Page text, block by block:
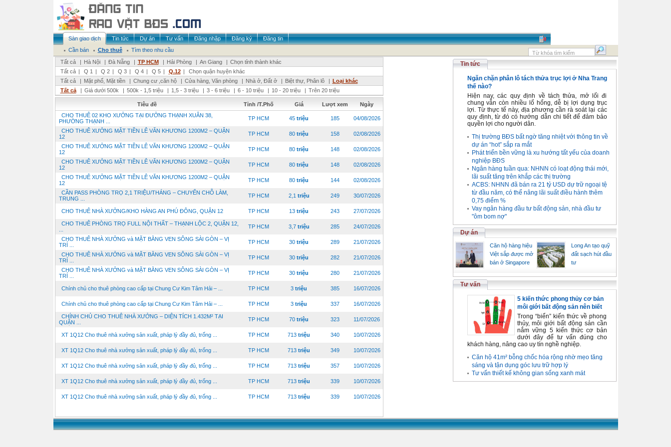
Sàn giao dịch Tin tức Dự án Tư vấn Đăng nhập Đăng ký
Đăng tin
Cần bán
Cho thuê
Tìm theo nhu cầu
Tất cả
| Hà Nội | Đà Nẵng | TP HCM | Hải Phòng | An Giang | Chọn tỉnh thành khác
Tất cả | Q 1 | Q 2 | Q 3 | Q 4 | Q 5 | Q.12 |
Chọn quận huyện khác
Tất cả
| Mặt phố, Mặt tiền | Chung cư ,căn hộ | Cửa hàng, Văn phòng | Nhà ở, Đất ở | Biệt thự, Phân lô | Loại khác
Tất cả
| Giá dưới 500k | 500k - 1,5 triệu | 1,5 - 3 triệu | 3 - 6 triệu | 6 - 10 triệu | 10 - 20 triệu | Trên 20 triệu
Tiêu đề Tỉnh /T.Phố Giá Lượt xem
Ngày
CHO THUÊ 02 KHO XƯỞNG TẠI ĐƯỞNG THẠNH XUÂN 38,
PHƯỜNG THẠNH ...
TP HCM 45 triệu 185 04/08/2026
CHO THUÊ XƯỞNG MẶT TIỀN LÊ VĂN KHƯƠNG 1200M2 – QUẬN
12
TP HCM 80 triệu 158 02/08/2026
CHO THUÊ XƯỞNG MẶT TIỀN LÊ VĂN KHƯƠNG 1200M2 – QUẬN
12
TP HCM 80 triệu 148 02/08/2026
CHO THUÊ XƯỞNG MẶT TIỀN LÊ VĂN KHƯƠNG 1200M2 – QUẬN
12
TP HCM 80 triệu 148 02/08/2026
CHO THUÊ XƯỞNG MẶT TIỀN LÊ VĂN KHƯƠNG 1200M2 – QUẬN
12
TP HCM 80 triệu 144 02/08/2026
CẦN PASS PHÒNG TRỌ 2,1 TRIỆU/THÁNG – CHUYỂN CHỖ LÀM,
TRUNG ...
TP HCM 2,1 triệu 249 30/07/2026
CHO THUÊ NHÀ XƯỞNG/KHO HÀNG AN PHÚ ĐÔNG, QUẬN 12 TP HCM 13 triệu 243 27/07/2026
CHO THUÊ PHÒNG TRỌ FULL NỘI THẤT – THẠNH LỘC 2, QUẬN 12,
TP HCM 3,7 triệu 285 24/07/2026
CHO THUÊ NHÀ XƯỞNG và MẶT BẰNG VEN SÔNG SÀI GÒN – VỊ
TRÍ ...
TP HCM 30 triệu 289 21/07/2026
CHO THUÊ NHÀ XƯỞNG và MẶT BẰNG VEN SÔNG SÀI GÒN – VỊ
TRÍ ...
TP HCM 30 triệu 282 21/07/2026
CHO THUÊ NHÀ XƯỞNG và MẶT BẰNG VEN SÔNG SÀI GÒN – VỊ
TRÍ ...
TP HCM 30 triệu 280 21/07/2026
Chính chủ cho thuê phòng cao cấp tại Chung Cư Kim Tâm Hải – ... TP HCM 3 triệu 385 16/07/2026
Chính chủ cho thuê phòng cao cấp tại Chung Cư Kim Tâm Hải – ... TP HCM 3 triệu 337 16/07/2026
CHÍNH CHỦ CHO THUÊ NHÀ XƯỞNG – DIỆN TÍCH 1.432M² TẠI
QUẬN ...
TP HCM 70 triệu 323 11/07/2026
XT 1Q12 Cho thuê nhà xưởng sản xuất, pháp lý đầy đủ, trống ... TP HCM 713 triệu 340 10/07/2026
XT 1Q12 Cho thuê nhà xưởng sản xuất, pháp lý đầy đủ, trống ... TP HCM 713 triệu 349 10/07/2026
XT 1Q12 Cho thuê nhà xưởng sản xuất, pháp lý đầy đủ, trống ... TP HCM 713 triệu 357 10/07/2026
XT 1Q12 Cho thuê nhà xưởng sản xuất, pháp lý đầy đủ, trống ... TP HCM 713 triệu 339 10/07/2026
XT 1Q12 Cho thuê nhà xưởng sản xuất, pháp lý đầy đủ, trống ... TP HCM 713 triệu 339 10/07/2026
Tin tức
Ngăn chặn phân lô tách thửa trục lợi ở Nha Trang
thế nào?
Hiện nay, các quy định về tách thửa, mở lối đi
chung vẫn còn nhiều lổ hổng, dễ bị lợi dụng trục
lợi. Từ thực tế này, địa phương cần rà soát lại các
quy định, từ đó có hướng dẫn chi tiết để đảm bảo
quyền lợi cho người dân.
Thị trường BĐS bất ngờ tăng nhiệt với thông tin về
dự án “hot” sắp ra mắt
Phát triển bền vững là xu hướng tất yếu của doanh
nghiệp BĐS
Ngân hàng tuần qua: NHNN có loạt động thái mới,
lãi suất tăng trên khắp các thị trường
ACBS: NHNN đã bán ra 21 tỷ USD dự trữ ngoại tệ
từ đầu năm, có thể nâng lãi suất điều hành thêm
0,75 điểm %
Vay ngân hàng đầu tư bất động sản, nhà đầu tư
"ôm bom nợ"
Dự án
Căn hộ hàng hiệu
Việt sắp được mở
bán ở Singapore
Long An tạo quỹ
đất sạch hút đầu
tư
Tư vấn
5 kiến thức phong thủy cơ bản
môi giới bất động sản nên biết
Trong “biển” kiến thức về phong
thủy, môi giới bất động sản cần
nắm vững 5 kiến thức cơ bản
dưới đây để tư vấn đúng cho
khách hàng, nâng cao uy tín nghề nghiệp.
Căn hộ 41m² bỗng chốc hóa rộng nhờ mẹo tăng
sáng và tận dụng góc lưu trữ hợp lý
Tư vấn thiết kế không gian sống xanh mát